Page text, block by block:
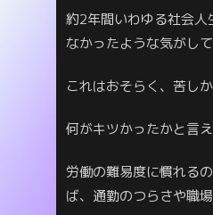
約2年間いわゆる社会
なかったような気がして
これはおそらく、苦し
何がキツかったかと言
労働の難易度に慣れる
ば、通勤のつらさや職